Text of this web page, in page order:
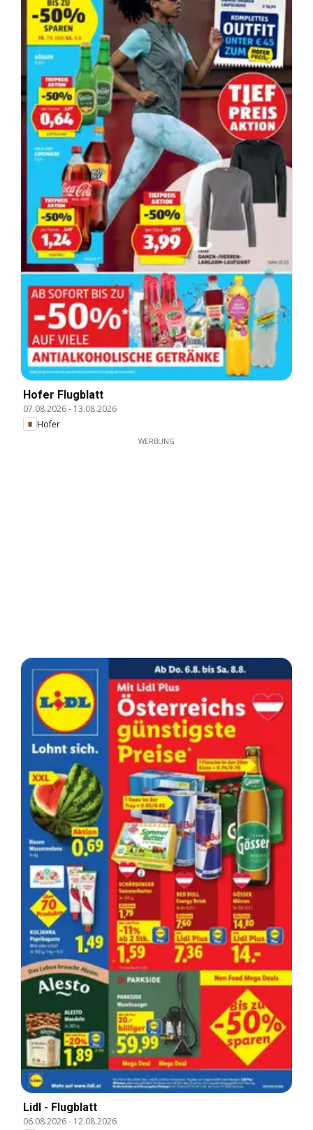
Hofer Flugblatt
07.08.2026- 13.08.2026
Hofer
WERBUNG
Lidl - Flugblatt
06.08.2026- 12.08.2026